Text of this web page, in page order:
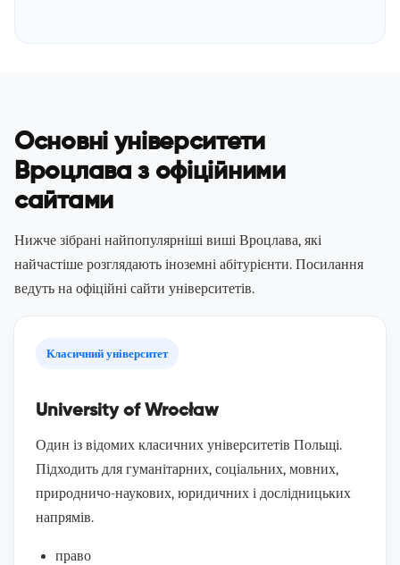
Основні університети
Вроцлава з офіційними
сайтами
Нижче зібрані найпопулярніші виші Вроцлава, які
найчастіше розглядають іноземні абітурієнти. Посилання
ведуть на офіційні сайти університетів.
Класичний університет
University of Wrocław
Один із відомих класичних університетів Польщі.
Підходить для гуманітарних, соціальних, мовних,
природничо-наукових, юридичних і дослідницьких
напрямів.
право